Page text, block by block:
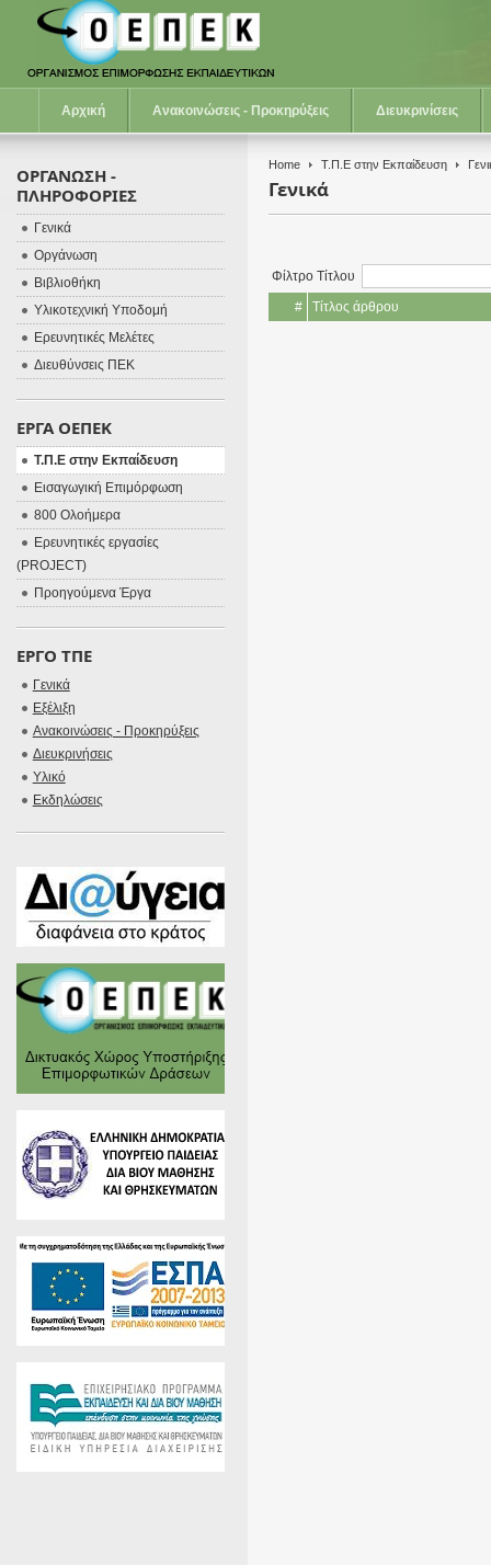
Αρχική Ανακοινώσεις - Προκηρύξεις Διευκρινίσεις
Home Τ.Π.Ε στην Εκπαίδευση
Γενικά
Φίλτρο Τίτλου
#
Τίτλος άρθρου
ΟΡΓΑΝΩΣΗ -
ΠΛΗΡΟΦΟΡΙΕΣ
Γενικά
Οργάνωση
Βιβλιοθήκη
Υλικοτεχνική Υποδομή
Ερευνητικές Μελέτες
Διευθύνσεις ΠΕΚ
ΕΡΓΑ ΟΕΠΕΚ
Τ.Π.Ε στην Εκπαίδευση
Εισαγωγική Επιμόρφωση
800 Ολοήμερα
Ερευνητικές εργασίες
(PROJECT)
Προηγούμενα Έργα
ΕΡΓΟ ΤΠΕ
Γενικά
Εξέλιξη
Ανακοινώσεις - Προκηρύξεις
Διευκρινήσεις
Υλικό
Εκδηλώσεις